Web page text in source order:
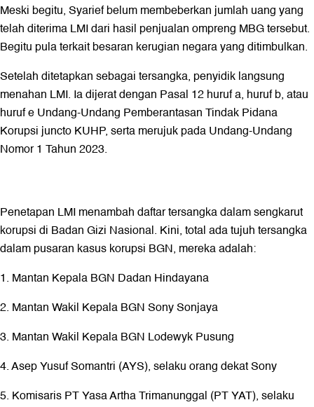
Meski begitu, Syarief belum membeberkan jumlah uang yang
telah diterima LMI dari hasil penjualan ompreng MBG tersebut.
Begitu pula terkait besaran kerugian negara yang ditimbulkan.
Setelah ditetapkan sebagai tersangka, penyidik langsung
menahan LMI. Ia dijerat dengan Pasal 12 huruf a, huruf b, atau
huruf e Undang-Undang Pemberantasan Tindak Pidana
Korupsi juncto KUHP, serta merujuk pada Undang-Undang
Nomor 1 Tahun 2023.
Penetapan LMI menambah daftar tersangka dalam sengkarut
korupsi di Badan Gizi Nasional. Kini, total ada tujuh tersangka
dalam pusaran kasus korupsi BGN, mereka adalah:
1. Mantan Kepala BGN Dadan Hindayana
2. Mantan Wakil Kepala BGN Sony Sonjaya
3. Mantan Wakil Kepala BGN Lodewyk Pusung
4. Asep Yusuf Somantri (AYS), selaku orang dekat Sony
5. Komisaris PT Yasa Artha Trimanunggal (PT YAT), selaku